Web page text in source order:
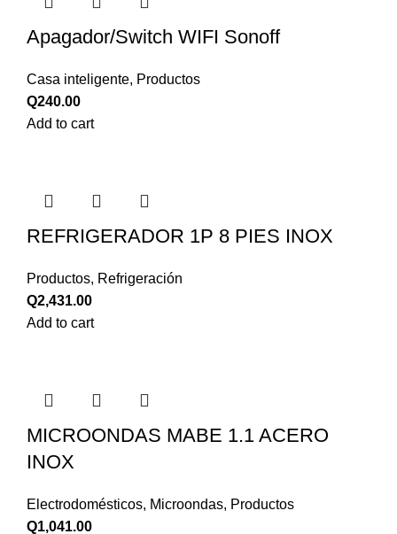
Apagador/Switch WIFI Sonoff
Casa inteligente, Productos
Q240.00
Add to cart
REFRIGERADOR 1P 8 PIES INOX
Productos, Refrigeración
Q2,431.00
Add to cart
MICROONDAS MABE 1.1 ACERO
INOX
Electrodomésticos, Microondas, Productos
Q1,041.00